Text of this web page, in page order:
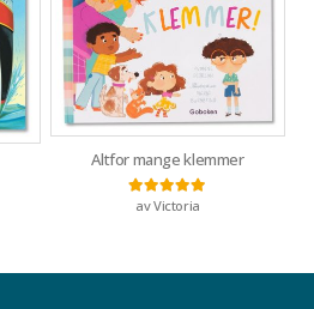
Altfor mange klemmer
Vurdert5av 5
av Victoria